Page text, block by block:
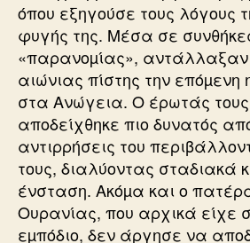
όπου εξηγούσε τους λόγους
φυγής της. Μέσα σε
«παρανοµίας», αντάλλαξαν
αιώνιας πίστης την επόµενη
στα Ανώγεια. Ο έρωτάς τους
αποδείχθηκε πιο δυνατός
αντιρρήσεις του
τους, διαλύοντας σταδιακά
ένσταση. Ακόµα και ο
Ουρανίας, που αρχικά είχε
εµπόδιο, δεν άργησε να